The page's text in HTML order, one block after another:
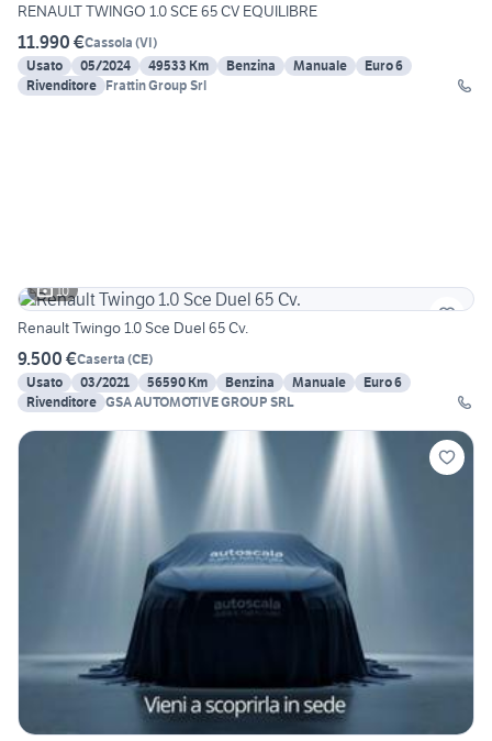
RENAULT TWINGO 1.0 SCE 65 CV EQUILIBRE
11.990 €Cassola (VI)
Usato
05/2024 49533 Km Benzina Manuale
Euro 6
Rivenditore Frattin Group Srl
10
Renault Twingo 1.0 Sce Duel 65 Cv.
9.500 €Caserta (CE)
Usato
03/2021 56590 Km Benzina Manuale
Euro 6
Rivenditore GSA AUTOMOTIVE GROUP SRL